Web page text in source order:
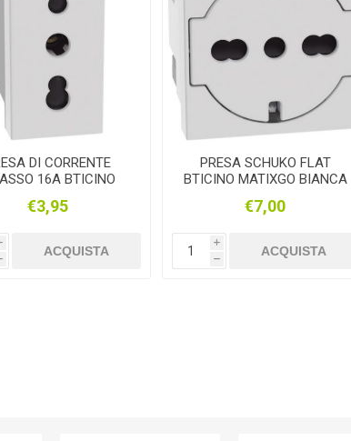
DI CORRENTE
16A BTICINO
€3,95
ACQUISTA
PRESA SCHUKO FLAT
BTICINO MATIXGO BIANCA
€7,00
i
h
ACQUISTA